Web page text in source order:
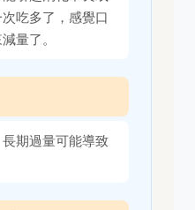
吃多了，感覺口
量了。
期過量可能導致